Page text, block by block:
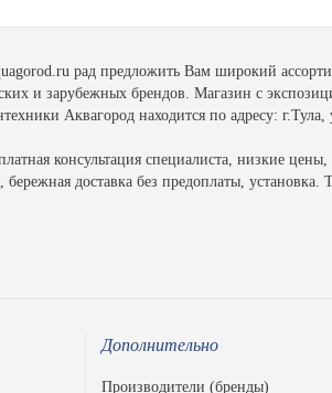
рад предложить Вам широкий
и зарубежных брендов. Магазин с
Аквагород находится по адресу: г.Тула,
консультация специалиста, низкие цены,
доставка без предоплаты, установка.
Дополнительно
Производители (бренды)